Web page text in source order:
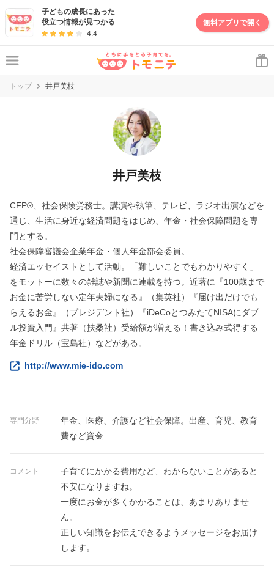
子どもの成長にあった
役立つ情報が見つかる
4.4
無料アプリで開く
トップ 井戸美枝
井戸美枝
CFP®、社会保険労務士。講演や執筆、テレビ、ラジオ出演などを
通じ、生活に身近な経済問題をはじめ、年金・社会保障問題を専
門とする。
社会保障審議会企業年金・個人年金部会委員。
経済エッセイストとして活動。「難しいことでもわかりやすく」
をモットーに数々の雑誌や新聞に連載を持つ。近著に『100歳まで
お金に苦労しない定年夫婦になる』（集英社）『届け出だけでも
らえるお金』（プレジデント社）『iDeCoとつみたてNISAにダブ
ル投資入門』共著（扶桑社）受給額が増える！書き込み式得する
年金ドリル（宝島社）などがある。
http://www.mie-ido.com
専門分野
年金、医療、介護など社会保障。出産、育児、教育
費など資金
コメント
子育てにかかる費用など、わからないことがあると
不安になりますね。
一度にお金が多くかかることは、あまりありませ
ん。
正しい知識をお伝えできるようメッセージをお届け
します。